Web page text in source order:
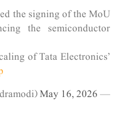
the signing of the MoU
the semiconductor
of Tata Electronics’
— Narendra Modi (@narendramodi)
May 16, 2026